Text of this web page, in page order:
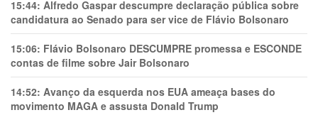
15:44: Alfredo Gaspar descumpre declaração pública sobre
candidatura ao Senado para ser vice de Flávio Bolsonaro
15:06: Flávio Bolsonaro DESCUMPRE promessa e ESCONDE
contas de filme sobre Jair Bolsonaro
14:52: Avanço da esquerda nos EUA ameaça bases do
movimento MAGA e assusta Donald Trump